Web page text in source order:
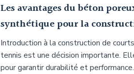
Les avantages du béton
synthétique pour la
Introduction à la construction de
tennis est une décision importante.
pour garantir durabilité et